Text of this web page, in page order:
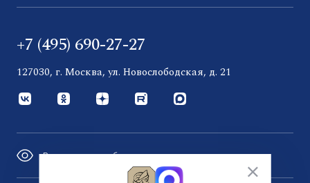
+7 (495) 690-27-27
127030, г. Москва, ул. Новослободская, д. 21
Версия для слабовидящих